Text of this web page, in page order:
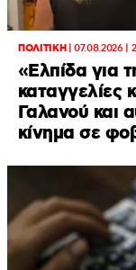
ΠΟΛΙΤΙΚΗ|07.08.2026 |
«Ελπίδα για
καταγγελίες
Γαλανού και
κίνημα σε